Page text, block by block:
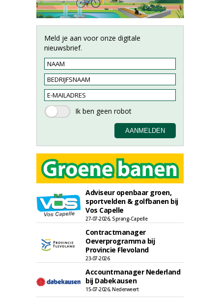
Meld je aan voor onze digitale
nieuwsbrief.
Adviseur openbaar groen,
sportvelden & golfbanen bij
Vos Capelle
27-07-2026, Sprang-Capelle
Contractmanager
Oeverprogramma bij
Provincie Flevoland
23-07-2026
Accountmanager Nederland
bij Dabekausen
15-07-2026, Nederweert